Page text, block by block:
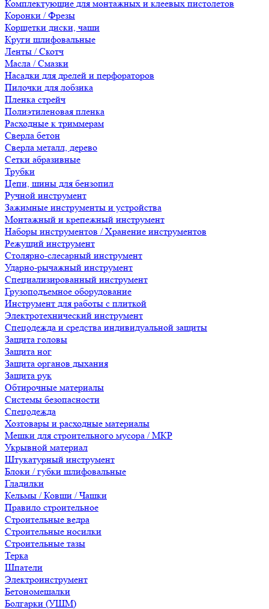
Комплектующие для монтажных и клеевых пистолетов
Коронки / Фрезы
Корщетки диски, чаши
Круги шлифовальные
Ленты / Скотч
Масла / Смазки
Насадки для дрелей и перфораторов
Пилочки для лобзика
Пленка стрейч
Полиэтиленовая пленка
Расходные к триммерам
Сверла бетон
Сверла металл, дерево
Сетки абразивные
Трубки
Цепи, шины для бензопил
Ручной инструмент
Зажимные инструменты и устройства
Монтажный и крепежный инструмент
Наборы инструментов / Хранение инструментов
Режущий инструмент
Столярно-слесарный инструмент
Ударно-рычажный инструмент
Специализированный инструмент
Грузоподъемное оборудование
Инструмент для работы с плиткой
Электротехнический инструмент
Спецодежда и средства индивидуальной защиты
Защита головы
Защита ног
Защита органов дыхания
Защита рук
Обтирочные материалы
Системы безопасности
Спецодежда
Хозтовары и расходные материалы
Мешки для строительного мусора / МКР
Укрывной материал
Штукатурный инструмент
Блоки / губки шлифовальные
Гладилки
Кельмы / Ковши / Чашки
Правило строительное
Строительные ведра
Строительные носилки
Строительные тазы
Терка
Шпатели
Электроинструмент
Бетономешалки
Болгарки (УШМ)